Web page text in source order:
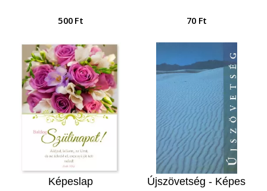
500 Ft 70 Ft
Képeslap
Újszövetség - Képes